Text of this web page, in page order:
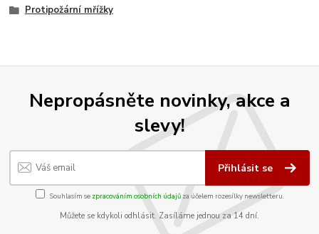
Protipožární mřížky
Nepropásněte novinky, akce a
slevy!
Přihlásit se
Souhlasím se zpracováním osobních údajůza účelem rozesílky newsletteru.
Můžete se kdykoli odhlásit. Zasíláme jednou za 14 dní.